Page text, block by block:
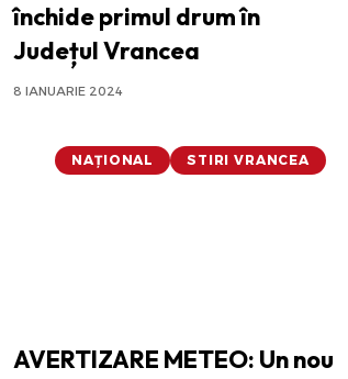
închide primul drum în
Județul Vrancea
8 IANUARIE 2024
NAȚIONAL STIRI VRANCEA
AVERTIZARE METEO: Un nou